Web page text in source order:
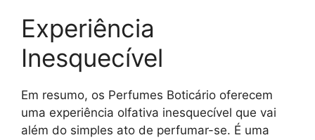
Experiência
Inesquecível
Em resumo, os Perfumes Boticário oferecem
uma experiência olfativa inesquecível que vai
além do simples ato de perfumar-se. É uma